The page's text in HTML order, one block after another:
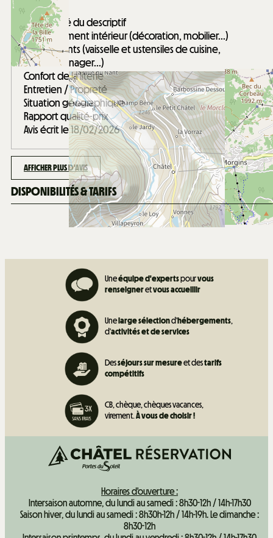
Conformité du descriptif
Aménagement intérieur (décoration, mobilier...)
Equipements (vaisselle et ustensiles de cuisine,
électroménager...)
Confort de la literie
Entretien / Propreté
Situation géographique
Rapport qualité-prix
Avis écrit le 18/02/2026
AFFICHER PLUS D'AVIS
DISPONIBILITÉS & TARIFS
Uneéquipe d'expertspourvous
renseigneretvous accueillir
Unelarge sélectiond'hébergements,
d'activités et deservices
Desséjours sur mesureet destarifs
compétitifs
CB, chèque, chèques vacances,
virement.À vous de choisir !
Horaires d'ouverture :
Intersaison automne, du lundi au samedi : 8h30-12h / 14h-17h30
Saison hiver, du lundi au samedi : 8h30h-12h / 14h-19h. Le dimanche :
8h30-12h